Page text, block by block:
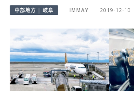
中部地方 | 岐阜 IMMAY 2019-12-10